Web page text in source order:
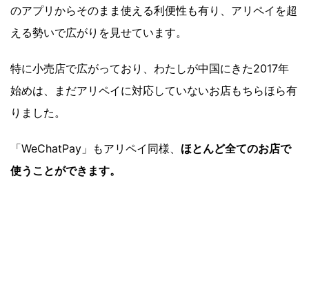
のアプリからそのまま使える利便性も有り、アリペイを超
える勢いで広がりを見せています。
特に小売店で広がっており、わたしが中国にきた2017年
始めは、まだアリペイに対応していないお店もちらほら有
りました。
「WeChatPay」もアリペイ同様、 ほとんど全てのお店で
使うことができます。